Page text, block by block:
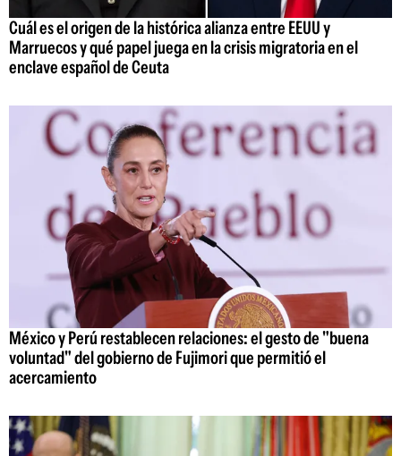
Cuál es el origen de la histórica alianza entre EEUU y
Marruecos y qué papel juega en la crisis migratoria en el
enclave español de Ceuta
México y Perú restablecen relaciones: el gesto de "buena
voluntad" del gobierno de Fujimori que permitió el
acercamiento